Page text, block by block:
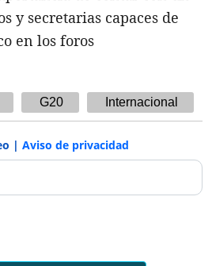
y secretarias capaces de
en los foros
G20 Internacional
| Aviso de privacidad